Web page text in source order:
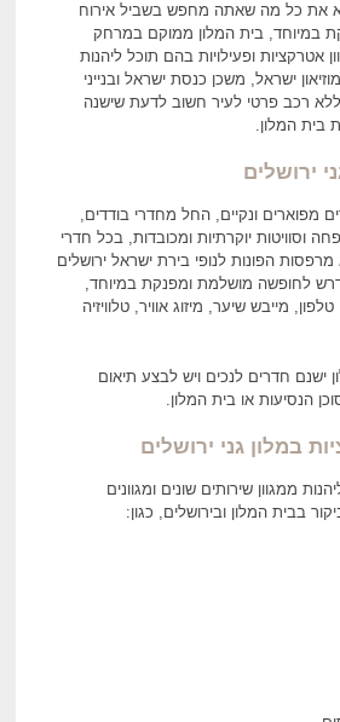
את כל מה שאתה מחפש בשביל אירוח
במיוחד, בית המלון ממוקם במרחק
אטרקציות ופעילויות בהם תוכל ליהנות
ישראל, משכן כנסת ישראל ובנייני
רכב פרטי לעיר חשוב לדעת שישנה
בית המלון.
ירושלים
כ 180 חדרים מפוארים ונקיים, החל מחדרי בודדים,
וסוויטות יוקרתיות ומכובדות, בכל חדרי
הפונות לנופי בירת ישראל ירושלים
לחופשה מושלמת ומפנקת במיוחד,
מייבש שיער, מיזוג אוויר, טלוויזיה
ישנם חדרים לנכים ויש לבצע תיאום
הנסיעות או בית המלון.
במלון גני ירושלים
ממגוון שירותים שונים ומגוונים
בבית המלון ובירושלים, כגון: